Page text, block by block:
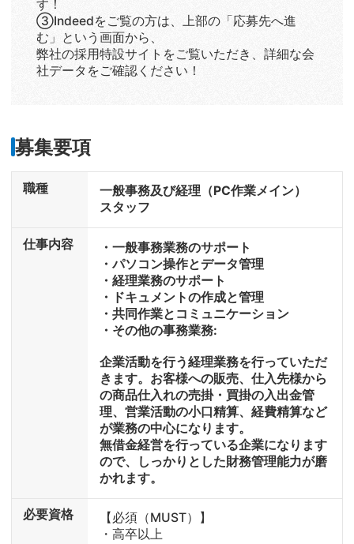
す！
③Indeedをご覧の方は、上部の「応募先へ進
む」という画面から、
弊社の採用特設サイトをご覧いただき、詳細な会
社データをご確認ください！
募集要項
職種
一般事務及び経理（PC作業メイン）
スタッフ
仕事内容
・一般事務業務のサポート
・パソコン操作とデータ管理
・経理業務のサポート
・ドキュメントの作成と管理
・共同作業とコミュニケーション
・その他の事務業務:
企業活動を行う経理業務を行っていただ
きます。お客様への販売、仕入先様から
の商品仕入れの売掛・買掛の入出金管
理、営業活動の小口精算、経費精算など
が業務の中心になります。
無借金経営を行っている企業になります
ので、しっかりとした財務管理能力が磨
かれます。
必要資格
【必須（MUST）】
・高卒以上